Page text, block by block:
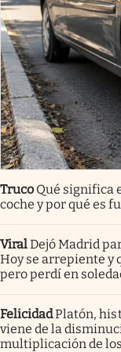
Truco Qué significa
coche y por qué es
ViralDejó Madrid
Hoy se arrepiente y
pero perdí en
FelicidadPlatón,
viene de la
multiplicación de los